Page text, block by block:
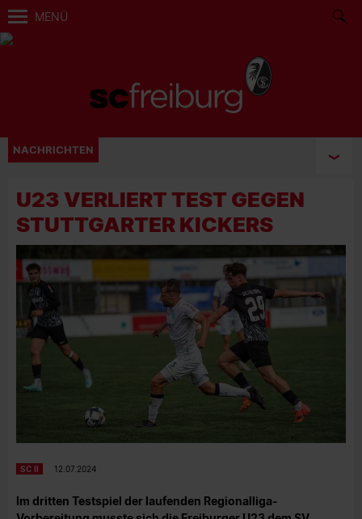
MENÜ
NACHRICHTEN
U23 VERLIERT TEST GEGEN
STUTTGARTER KICKERS
SC II 12.07.2024
Im dritten Testspiel der laufenden Regionalliga-